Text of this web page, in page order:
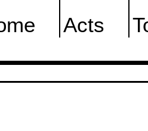
Acts